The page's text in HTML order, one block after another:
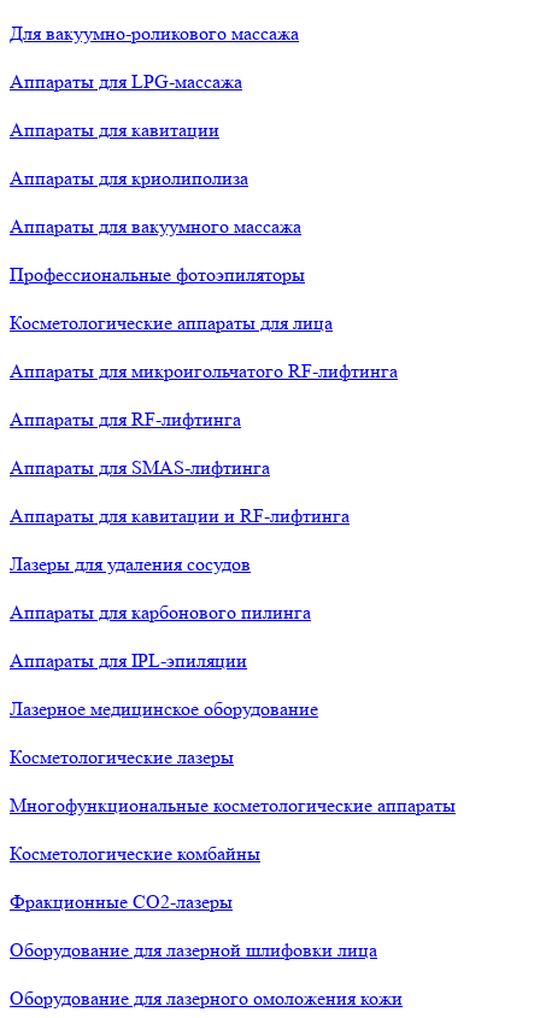
Для вакуумно-роликового массажа
Аппараты для LPG-массажа
Аппараты для кавитации
Аппараты для криолиполиза
Аппараты для вакуумного массажа
Профессиональные фотоэпиляторы
Косметологические аппараты для лица
Аппараты для микроигольчатого RF-лифтинга
Аппараты для RF-лифтинга
Аппараты для SMAS-лифтинга
Аппараты для кавитации и RF-лифтинга
Лазеры для удаления сосудов
Аппараты для карбонового пилинга
Аппараты для IPL-эпиляции
Лазерное медицинское оборудование
Косметологические лазеры
Многофункциональные косметологические аппараты
Косметологические комбайны
Фракционные СО2-лазеры
Оборудование для лазерной шлифовки лица
Оборудование для лазерного омоложения кожи